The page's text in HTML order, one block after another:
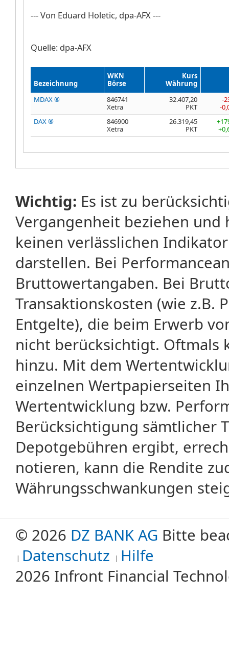
--- Von Eduard Holetic, dpa-AFX ---
Quelle: dpa-AFX
Bezeichnung
WKN
Börse
Kurs
Währung
MDAX ®
846741
Xetra
32.407,20
PKT
-
-
DAX ®
846900
Xetra
26.319,45
PKT
Wichtig: Es ist zu
Vergangenheit beziehen
keinen verlässlichen
darstellen. Bei
Bruttowertangaben. Bei
Transaktionskosten (wie z.B.
Entgelte), die beim Erwerb
nicht berücksichtigt. Oftmals
hinzu. Mit dem
einzelnen Wertpapierseiten
Wertentwicklung bzw.
Berücksichtigung sämtlicher
Depotgebühren ergibt,
notieren, kann die Rendite
Währungsschwankungen
© 2026 DZ BANK AG Bitte
Datenschutz Hilfe
2026 Infront Financial